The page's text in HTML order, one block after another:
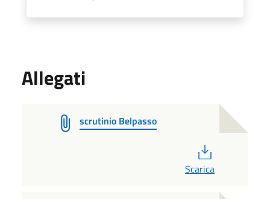
Allegati
scrutinio Belpasso
Scarica